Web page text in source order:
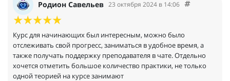
Родион Савельев 23 октября 2024 в 14:06
Курс для начинающих был интересным, можно было
отслеживать свой прогресс, заниматься в удобное время, а
также получать поддержку преподавателя в чате. Отдельно
хочется отметить большое количество практики, не только
одной теорией на курсе занимают